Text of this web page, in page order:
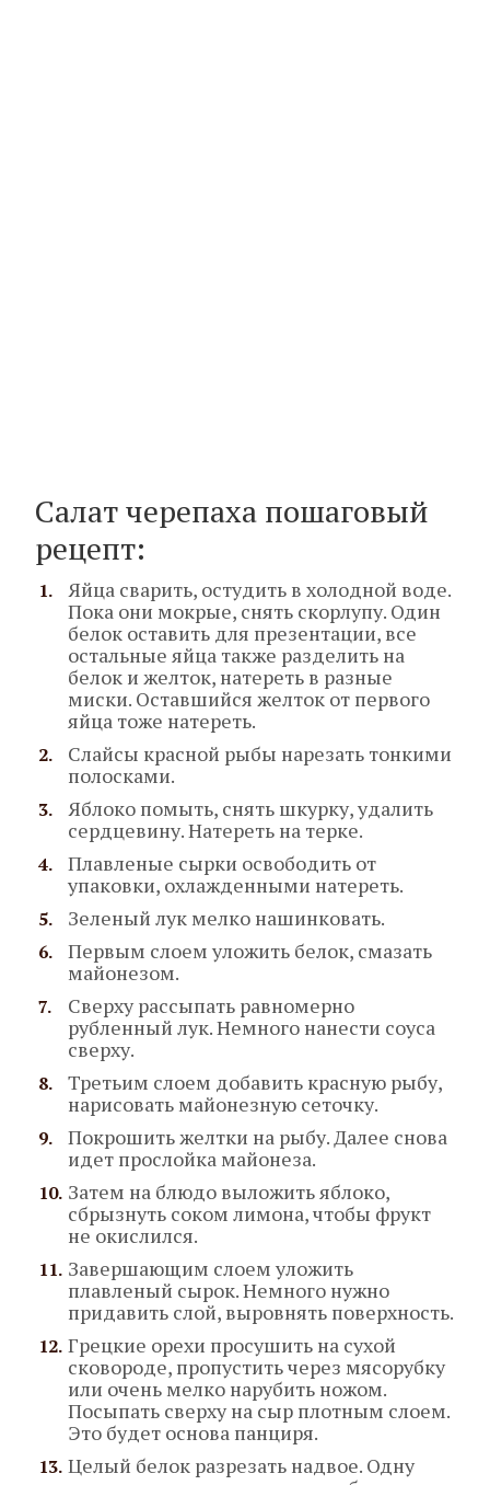
Салат черепаха пошаговый
рецепт:
Яйца сварить, остудить в холодной воде.
Пока они мокрые, снять скорлупу. Один
белок оставить для презентации, все
остальные яйца также разделить на
белок и желток, натереть в разные
миски. Оставшийся желток от первого
яйца тоже натереть.
Слайсы красной рыбы нарезать тонкими
полосками.
Яблоко помыть, снять шкурку, удалить
сердцевину. Натереть на терке.
Плавленые сырки освободить от
упаковки, охлажденными натереть.
Зеленый лук мелко нашинковать.
Первым слоем уложить белок, смазать
майонезом.
Сверху рассыпать равномерно
рубленный лук. Немного нанести соуса
сверху.
Третьим слоем добавить красную рыбу,
нарисовать майонезную сеточку.
Покрошить желтки на рыбу. Далее снова
идет прослойка майонеза.
Затем на блюдо выложить яблоко,
сбрызнуть соком лимона, чтобы фрукт
не окислился.
Завершающим слоем уложить
плавленый сырок. Немного нужно
придавить слой, выровнять поверхность.
Грецкие орехи просушить на сухой
сковороде, пропустить через мясорубку
или очень мелко нарубить ножом.
Посыпать сверху на сыр плотным слоем.
Это будет основа панциря.
Целый белок разрезать надвое. Одну